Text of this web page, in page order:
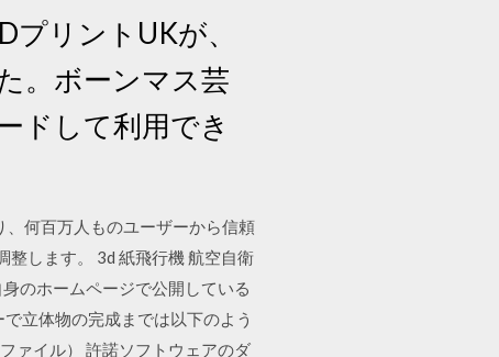
リントUKが、
。ボーンマス芸
ドして利用でき
何百万人ものユーザーから信頼
します。 3d 紙飛行機 航空自衛
のホームページで公開している
立体物の完成までは以下のよう
ァイル） 許諾ソフトウェアのダ